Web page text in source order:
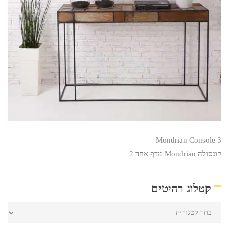
Mondrian Console 3
קונסולה Mondrian מדף אחד 2
קטלוג רהיטים